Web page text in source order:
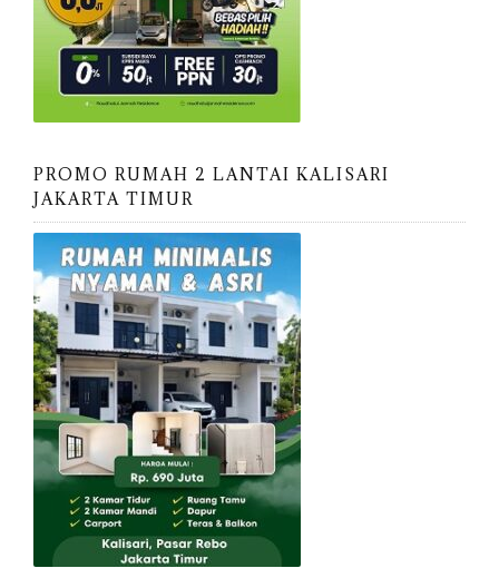
PROMO RUMAH 2 LANTAI KALISARI
JAKARTA TIMUR